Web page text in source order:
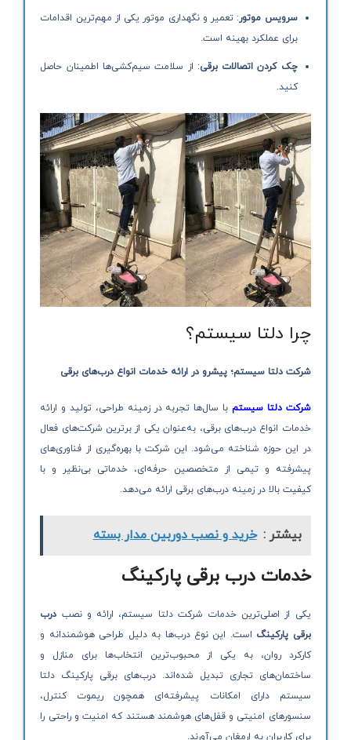
سرویس موتور: تعمیر و نگهداری موتور یکی از مهم‌ترین اقدامات
برای عملکرد بهینه است.
چک کردن اتصالات برقی: از سلامت سیم‌کشی‌ها اطمینان حاصل
کنید.
چرا دلتا سیستم؟
شرکت دلتا سیستم؛ پیشرو در ارائه خدمات انواع درب‌های برقی
شرکت دلتا سیستم با سال‌ها تجربه در زمینه طراحی، تولید و ارائه
خدمات انواع درب‌های برقی، به‌عنوان یکی از برترین شرکت‌های فعال
در این حوزه شناخته می‌شود. این شرکت با بهره‌گیری از فناوری‌های
پیشرفته و تیمی از متخصصین حرفه‌ای، خدماتی بی‌نظیر و با
کیفیت بالا در زمینه درب‌های برقی ارائه می‌دهد.
بیشتر : خرید و نصب دوربین مدار بسته
خدمات درب برقی پارکینگ
یکی از اصلی‌ترین خدمات شرکت دلتا سیستم، ارائه و نصب درب
برقی پارکینگ است. این نوع درب‌ها به دلیل طراحی هوشمندانه و
کارکرد روان، به یکی از محبوب‌ترین انتخاب‌ها برای منازل و
ساختمان‌های تجاری تبدیل شده‌اند. درب‌های برقی پارکینگ دلتا
سیستم دارای امکانات پیشرفته‌ای همچون ریموت کنترل،
سنسورهای امنیتی و قفل‌های هوشمند هستند که امنیت و راحتی را
برای کاربران به ارمغان می‌آورند.